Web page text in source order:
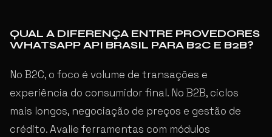
QUAL A DIFERENÇA ENTRE PROVEDORES
WHATSAPP API BRASIL PARA B2C E B2B?
No B2C, o foco é volume de transações e
experiência do consumidor final. No B2B, ciclos
mais longos, negociação de preços e gestão de
crédito. Avalie ferramentas com módulos